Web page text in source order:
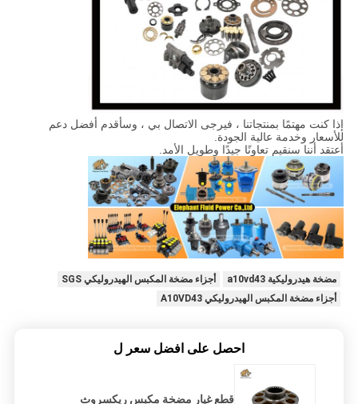
إذا كنت مهتمًا بمنتجاتنا ، فيرجى الاتصال بي ، وسأقدم أفضل دعم
للأسعار وخدمة عالية الجودة.
أعتقد أننا سنقيم تعاونًا جيدًا وطويل الأمد.
مضخة هيدروليكية a10vd43
أجزاء مضخة المكبس الهيدروليكي SGS
أجزاء مضخة المكبس الهيدروليكي A10VD43
احصل على افضل سعر ل
قطع غيار مضخة مكبس ريكسروث